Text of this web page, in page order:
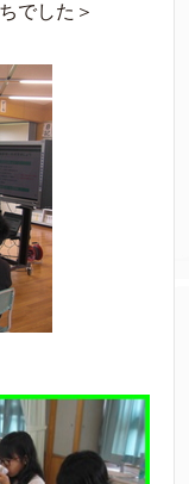
でした＞